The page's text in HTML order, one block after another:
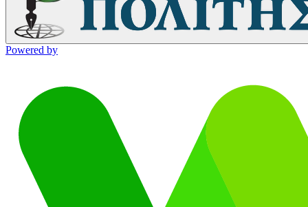
Powered by